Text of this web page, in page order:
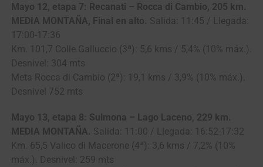
Mayo 12, etapa 7: Recanati – Rocca di Cambio, 205 km.
MEDIA MONTAÑA, Final en alto. Salida: 11:45 / Llegada:
17:00-17:36
Km. 101,7 Colle Galluccio (3ª): 5,6 kms / 5,4% (10% máx.).
Desnivel: 304 mts
Meta Rocca di Cambio (2ª): 19,1 kms / 3,9% (10% máx.).
Desnivel 752 mts
Mayo 13, etapa 8: Sulmona – Lago Laceno, 229 km.
MEDIA MONTAÑA. Salida: 11:00 / Llegada: 16:52-17:32
Km. 65,5 Valico di Macerone (4ª): 3,6 kms / 7,2% (10%
máx.). Desnivel: 259 mts